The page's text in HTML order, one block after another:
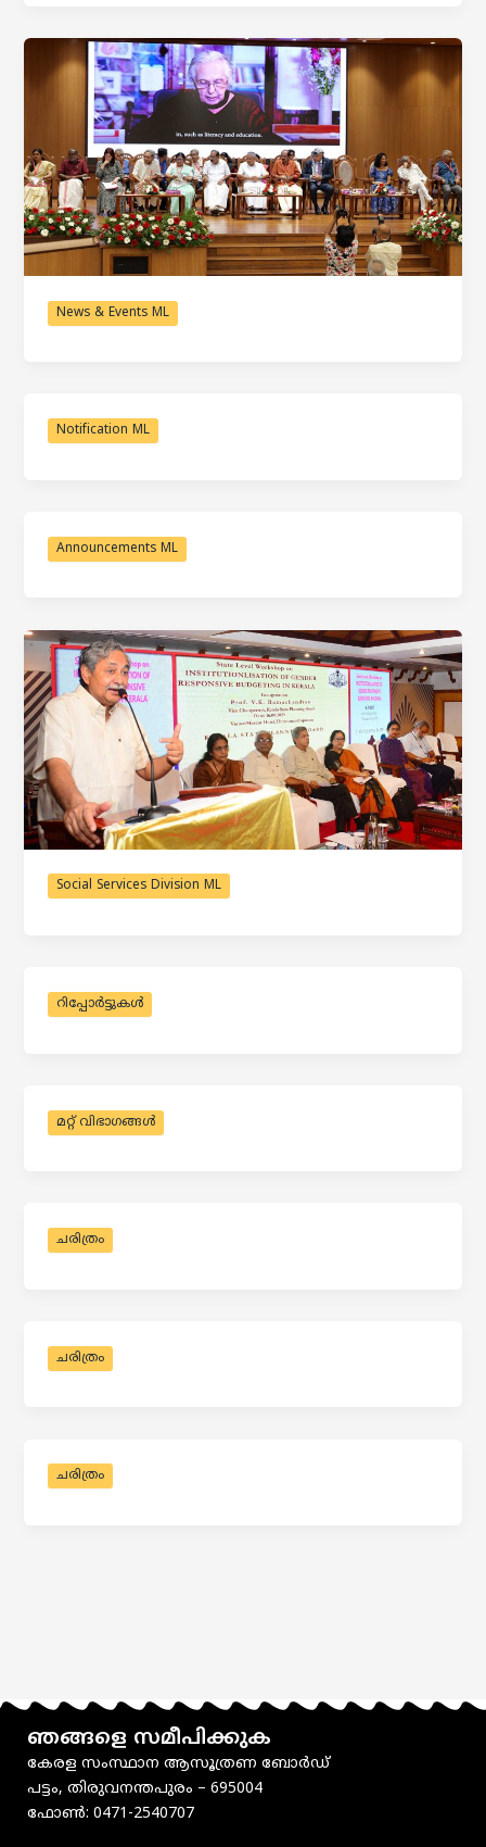
News & Events ML
Notification ML
Announcements ML
Social Services Division ML
റിപ്പോർട്ടുകൾ
മറ്റ് വിഭാഗങ്ങൾ
ചരിത്രം
ചരിത്രം
ചരിത്രം
ഞങ്ങളെ സമീപിക്കുക
കേരള സംസ്ഥാന ആസൂത്രണ ബോർഡ്
പട്ടം, തിരുവനന്തപുരം – 695004
ഫോൺ: 0471-2540707